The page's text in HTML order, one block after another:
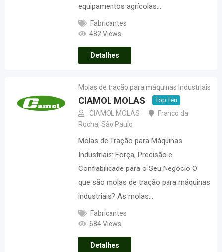
equipamentos agrícolas.…
Fabricantes
482 Views
Detalhes
Molas de tração para máquinas Industriais
CIAMOL MOLAS Top Ten
CIAMOL MOLAS
Franco da
Rocha, São Paulo
Molas de Tração para Máquinas
Industriais: Força, Precisão e
Confiabilidade para o Seu Negócio O
que são molas de tração para máquinas
industriais? As molas…
Fabricantes
684 Views
Detalhes